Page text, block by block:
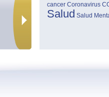
cancer Coronavirus
Salud Salud